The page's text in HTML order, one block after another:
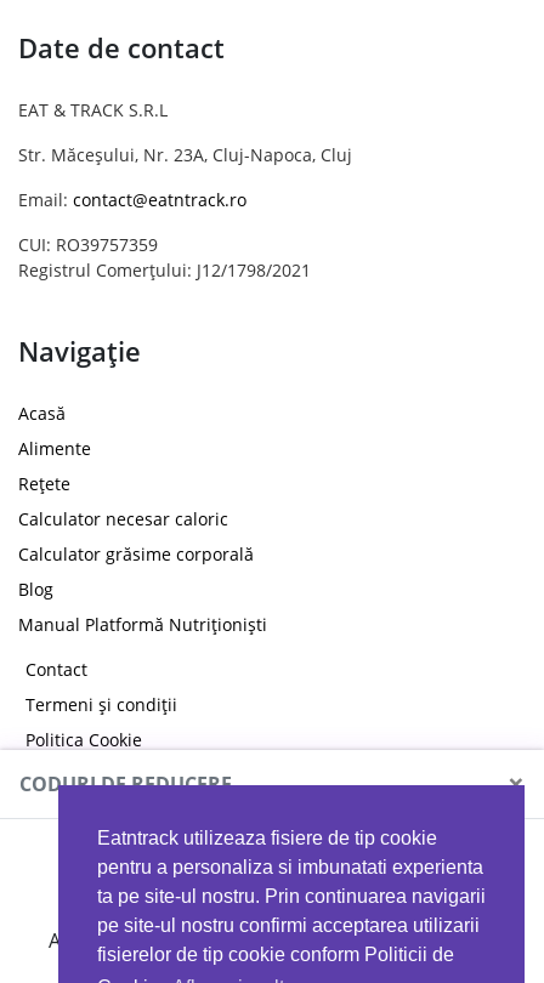
Eatntrack utilizeaza fisiere de tip cookie
pentru a personaliza si imbunatati experienta
ta pe site-ul nostru. Prin continuarea navigarii
pe site-ul nostru confirmi acceptarea utilizarii
fisierelor de tip cookie conform Politicii de
Date de contact
EAT & TRACK S.R.L
Str. Măceșului, Nr. 23A, Cluj-Napoca, Cluj
Email: contact@eatntrack.ro
CUI: RO39757359
Registrul Comerțului: J12/1798/2021
Navigație
Acasă
Alimente
Rețete
Calculator necesar caloric
Calculator grăsime corporală
Blog
Manual Platformă Nutriționiști
Contact
Termeni și condiții
Politica Cookie
Politica de confidențialitate
CODURI DE REDUCERE ×
MYPROTEIN
Ai 40%reducere la orice comandă folosind codul
EATTRACK